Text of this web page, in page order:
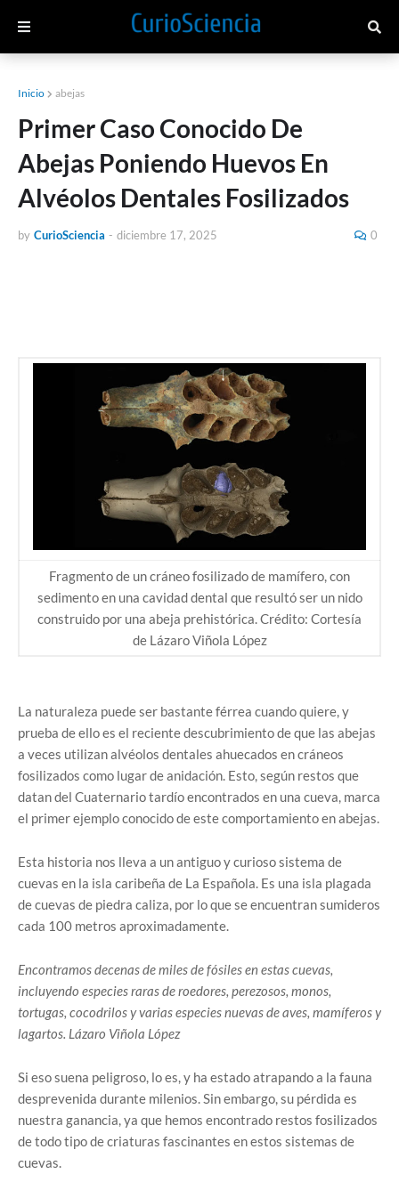
Inicio abejas
Primer Caso Conocido De
Abejas Poniendo Huevos En
Alvéolos Dentales Fosilizados
by CurioSciencia - diciembre 17, 2025 0
Fragmento de un cráneo fosilizado de mamífero, con
sedimento en una cavidad dental que resultó ser un nido
construido por una abeja prehistórica. Crédito: Cortesía
de Lázaro Viñola López
La naturaleza puede ser bastante férrea cuando quiere, y
prueba de ello es el reciente descubrimiento de que las abejas
a veces utilizan alvéolos dentales ahuecados en cráneos
fosilizados como lugar de anidación. Esto, según restos que
datan del Cuaternario tardío encontrados en una cueva, marca
el primer ejemplo conocido de este comportamiento en abejas.
Esta historia nos lleva a un antiguo y curioso sistema de
cuevas en la isla caribeña de La Española. Es una isla plagada
de cuevas de piedra caliza, por lo que se encuentran sumideros
cada 100 metros aproximadamente.
Encontramos decenas de miles de fósiles en estas cuevas,
incluyendo especies raras de roedores, perezosos, monos,
tortugas, cocodrilos y varias especies nuevas de aves, mamíferos y
lagartos. Lázaro Viñola López
Si eso suena peligroso, lo es, y ha estado atrapando a la fauna
desprevenida durante milenios. Sin embargo, su pérdida es
nuestra ganancia, ya que hemos encontrado restos fosilizados
de todo tipo de criaturas fascinantes en estos sistemas de
cuevas.